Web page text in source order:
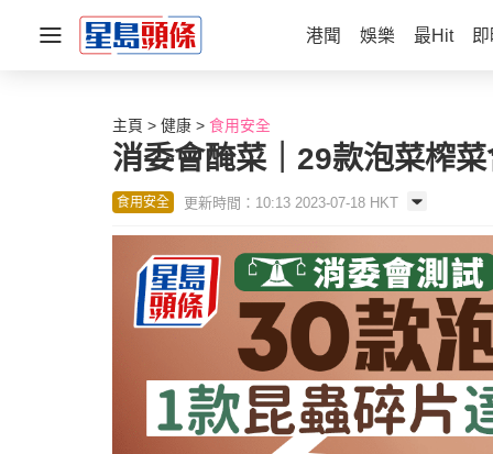
港聞 娛樂 最Hit
主頁 健康 食用安全
消委會醃菜｜29款泡菜榨
食用安全 更新時間：10:13 2023-07-18 HKT